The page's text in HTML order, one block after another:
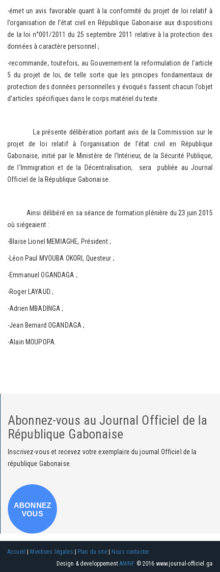
-émet un avis favorable quant à la conformité du projet de loi relatif à
l’organisation de l’état civil en République Gabonaise aux dispositions
de la loi n°001/2011 du 25 septembre 2011 relative à la protection des
données à caractère personnel ;
-recommande, toutefois, au Gouvernement la reformulation de l’article
5 du projet de loi, de telle sorte que les principes fondamentaux de
protection des données personnelles y évoqués fassent chacun l’objet
d’articles spécifiques dans le corps matériel du texte.
La présente délibération portant avis de la Commission sur le
projet de loi relatif à l’organisation de l’état civil en République
Gabonaise, initié par le Ministère de l’Intérieur, de la Sécurité Publique,
de l’Immigration et de la Décentralisation, sera publiée au Journal
Officiel de la République Gabonaise.
Ainsi délibéré en sa séance de formation plénière du 23 juin 2015
où siégeaient :
-Blaise Lionel MEMIAGHE, Président ;
-Léon Paul MVOUBA OKORI, Questeur ;
-Emmanuel OGANDAGA ;
-Roger LAYAUD ;
-Adrien MBADINGA ;
-Jean Bernard OGANDAGA ;
-Alain MOUPOPA.
Abonnez-vous au Journal Officiel de la
République Gabonaise
Inscrivez-vous et recevez votre exemplaire du journal Officiel de la
république Gabonaise.
ABONNEZ
VOUS
Accueil Mentions légales Plan du site|
Nous contacter
Design & developpement ANINF © 2016 www.journal-officiel.ga